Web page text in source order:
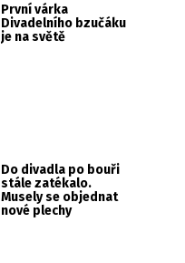
První várka
Divadelního bzučáku
je na světě
Do divadla po bouři
stále zatékalo.
Musely se objednat
nové plechy